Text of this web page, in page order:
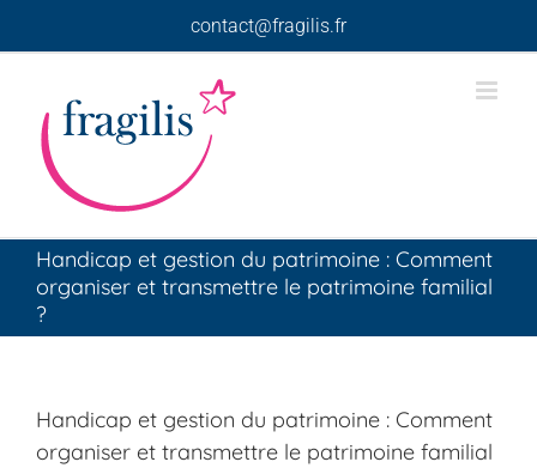
contact@fragilis.fr
Handicap et gestion du patrimoine : Comment
organiser et transmettre le patrimoine familial
?
Handicap et gestion du patrimoine : Comment
organiser et transmettre le patrimoine familial